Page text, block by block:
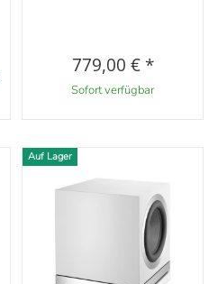
779,00 € *
Sofort verfügbar
Auf Lager